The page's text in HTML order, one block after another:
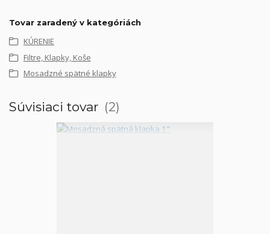
Tovar zaradený v kategóriách
KÚRENIE
Filtre, Klapky, Koše
Mosadzné spätné klapky
Súvisiaci tovar 2